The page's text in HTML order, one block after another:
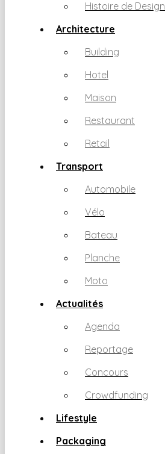
Histoire de Design
Architecture
Building
Hotel
Maison
Restaurant
Retail
Transport
Automobile
Vélo
Bateau
Planche
Moto
Actualités
Agenda
Reportage
Concours
Crowdfunding
Lifestyle
Packaging